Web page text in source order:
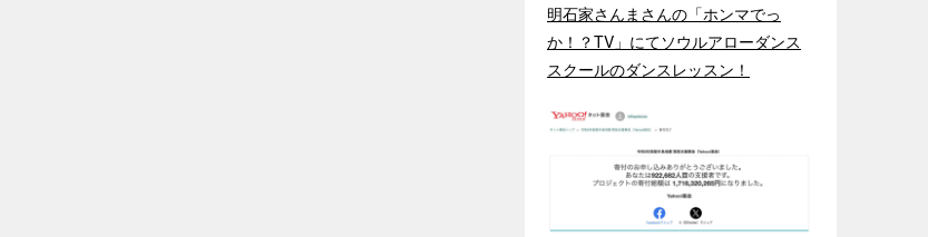
明石家さんまさんの「ホンマでっ
か！？TV」にてソウルアローダンス
スクールのダンスレッスン！